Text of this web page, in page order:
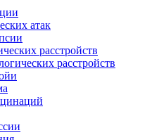
атак
расстройств
расстройств